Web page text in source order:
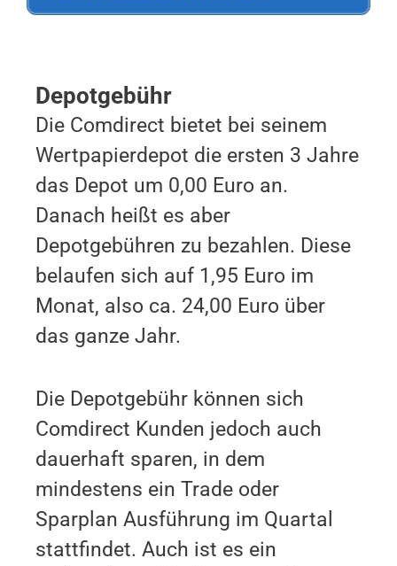
Depotgebühr
Die Comdirect bietet bei seinem
Wertpapierdepot die ersten 3 Jahre
das Depot um 0,00 Euro an.
Danach heißt es aber
Depotgebühren zu bezahlen. Diese
belaufen sich auf 1,95 Euro im
Monat, also ca. 24,00 Euro über
das ganze Jahr.
Die Depotgebühr können sich
Comdirect Kunden jedoch auch
dauerhaft sparen, in dem
mindestens ein Trade oder
Sparplan Ausführung im Quartal
stattfindet. Auch ist es ein